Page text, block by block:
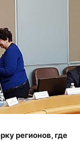
регионов, где